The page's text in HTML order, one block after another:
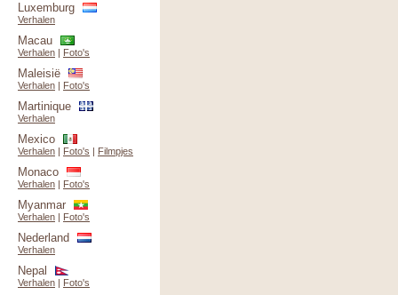
Luxemburg
Verhalen
Macau
Verhalen | Foto's
Maleisië
Verhalen | Foto's
Martinique
Verhalen
Mexico
Verhalen | Foto's | Filmpjes
Monaco
Verhalen | Foto's
Myanmar
Verhalen | Foto's
Nederland
Verhalen
Nepal
Verhalen | Foto's